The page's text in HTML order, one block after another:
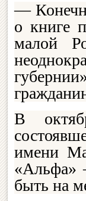
—
о книге
малой
В
имени
«Альфа»
быть на